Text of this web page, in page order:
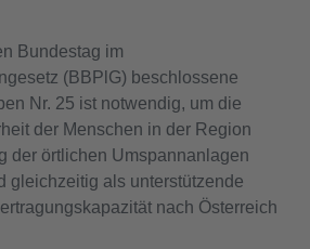
Bundestag im
(BBPlG) beschlossene
Nr. 25 ist notwendig, um die
der Menschen in der Region
der örtlichen Umspannanlagen
gleichzeitig als unterstützende
nach Österreich